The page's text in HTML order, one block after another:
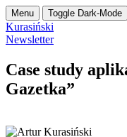
Menu Toggle Dark-Mode
Kurasiński
Newsletter
Case study
Gazetka”